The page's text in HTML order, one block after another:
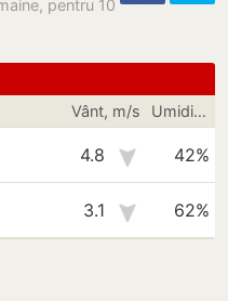
pentru 10
Vânt, m/s Umiditate
4.8 42%
3.1 62%